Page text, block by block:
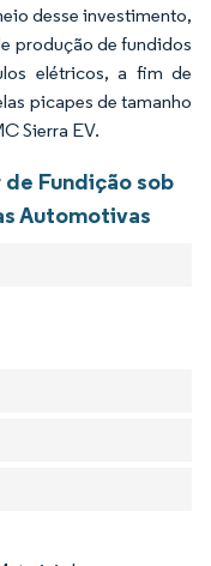
desse investimento,
produção de fundidos
elétricos, a fim de
picapes de tamanho
Sierra EV.
Fundição sob
Automotivas